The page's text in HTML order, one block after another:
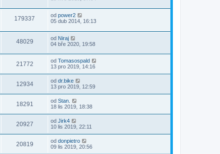
179337 od power2
05 dub 2014, 16:13
48029 od Niraj
04 bře 2020, 19:58
21772 od Tomasospald
13 pro 2019, 14:16
12934 od dr.bike
13 pro 2019, 12:59
18291 od Stan.
18 lis 2019, 18:38
20927 od Jirk4
10 lis 2019, 22:11
20819 od donpietro
09 lis 2019, 20:56